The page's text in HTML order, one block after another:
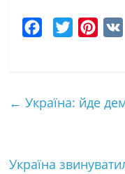
b
k
t
e
s
← Україна: йде
Україна